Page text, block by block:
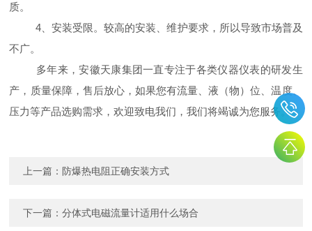
质。
4、安装受限。较高的安装、维护要求，所以导致市场普及
不广。
多年来，安徽天康集团一直专注于各类仪器仪表的研发生
产，质量保障，售后放心，如果您有流量、液（物）位、温度、
压力等产品选购需求，欢迎致电我们，我们将竭诚为您服务。
上一篇： 防爆热电阻正确安装方式
下一篇：分体式电磁流量计适用什么场合